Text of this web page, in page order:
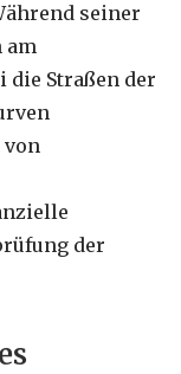
seiner
am
die Straßen der
von
der